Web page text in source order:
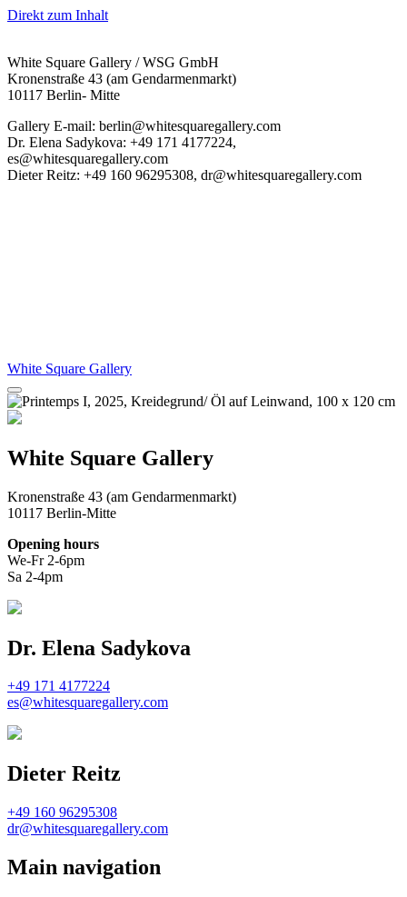
Direkt zum Inhalt
White Square Gallery / WSG GmbH
Kronenstraße 43 (am Gendarmenmarkt)
10117 Berlin- Mitte
Gallery E-mail: berlin@whitesquaregallery.com
Dr. Elena Sadykova: +49 171 4177224,
es@whitesquaregallery.com
Dieter Reitz: +49 160 96295308, dr@whitesquaregallery.com
White Square Gallery
White Square Gallery
Kronenstraße 43 (am Gendarmenmarkt)
10117 Berlin-Mitte
Opening hours
We-Fr 2-6pm
Sa 2-4pm
Dr. Elena Sadykova
+49 171 4177224
es@whitesquaregallery.com
Dieter Reitz
+49 160 96295308
dr@whitesquaregallery.com
Main navigation